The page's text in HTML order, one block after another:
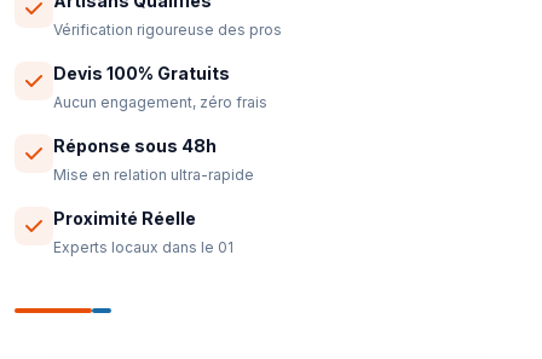
Vérification rigoureuse des pros
Devis 100% Gratuits
Aucun engagement, zéro frais
Réponse sous 48h
Mise en relation ultra-rapide
Proximité Réelle
Experts locaux dans le 01